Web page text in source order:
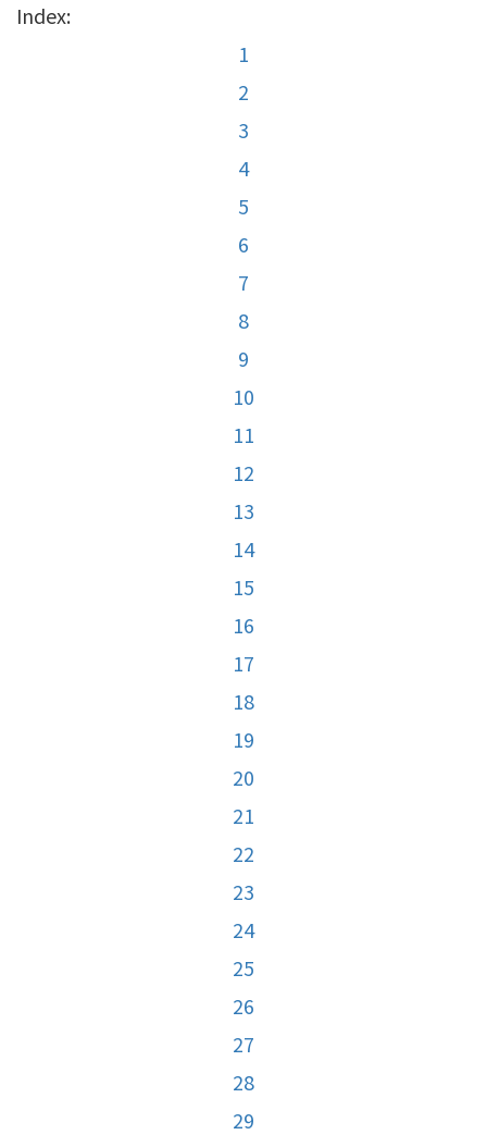
Index:
1
2
3
4
5
6
7
8
9
10
11
12
13
14
15
16
17
18
19
20
21
22
23
24
25
26
27
28
29